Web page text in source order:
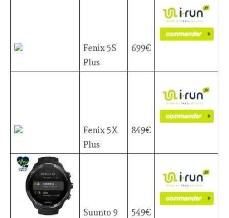
Fenix 5S
Plus
699€
Fenix 5X
Plus
849€
Suunto 9
549€